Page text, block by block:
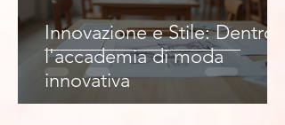
Innovazione e Stile: Dentro
l'accademia di moda
innovativa